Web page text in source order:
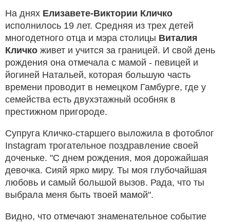
На днях Елизавете-Виктории Кличко
исполнилось 19 лет. Средняя из трех детей
многодетного отца и мэра столицы Виталия
Кличко живет и учится за границей. И свой день
рождения она отмечала с мамой - певицей и
йогиней Натальей, которая большую часть
времени проводит в немецком Гамбурге, где у
семейства есть двухэтажный особняк в
престижном пригороде.
Супруга Кличко-старшего выложила в фотоблог
Instagram трогательное поздравление своей
доченьке. "С днем рождения, моя дорожайшая
девочка. Сияй ярко миру. Ты моя глубочайшая
любовь и самый большой вызов. Рада, что ты
выбрала меня быть твоей мамой".
Видно, что отмечают знаменательное событие